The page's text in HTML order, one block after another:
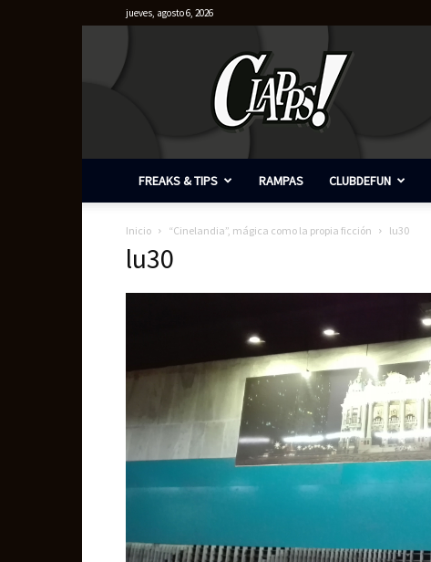
jueves, agosto 6, 2026
FREAKS & TIPS RAMPAS CLUBDEFUN
Inicio “Cinelandia”, mágica como la propia ficción lu30
lu30